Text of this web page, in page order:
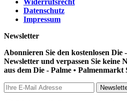
Widerrufsrecht
Datenschutz
Impressum
Newsletter
Abonnieren Sie den kostenlosen Die
Newsletter und verpassen Sie keine
aus dem Die - Palme • Palmenmarkt